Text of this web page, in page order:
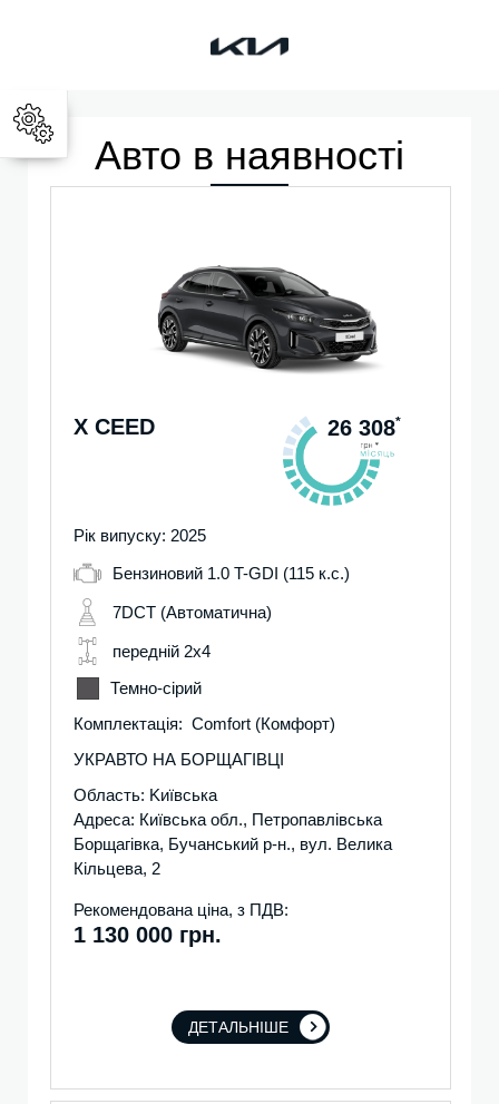
Kia
Авто в наявності
X CEED 26 308*
Рік випуску: 2025
Бензиновий 1.0 T-GDI (115 к.с.)
7DCT (Автоматична)
передній 2х4
Темно-сірий
Комплектація: Comfort (Комфорт)
УКРАВТО НА БОРЩАГІВЦІ
Область: Kиївська
Адреса: Київська обл., Петропавлівська
Борщагівка, Бучанський р-н., вул. Велика
Кільцева, 2
Рекомендована ціна, з ПДВ:
1 130 000 грн.
ДЕТАЛЬНІШЕ